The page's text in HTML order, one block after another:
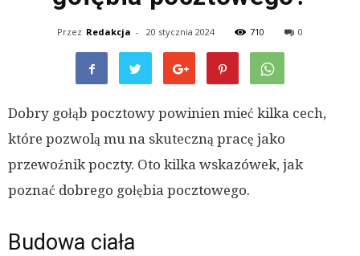
Przez Redakcja - 20 stycznia 2024 710 0
Dobry gołąb pocztowy powinien mieć kilka cech,
które pozwolą mu na skuteczną pracę jako
przewoźnik poczty. Oto kilka wskazówek, jak
poznać dobrego gołębia pocztowego.
Budowa ciała